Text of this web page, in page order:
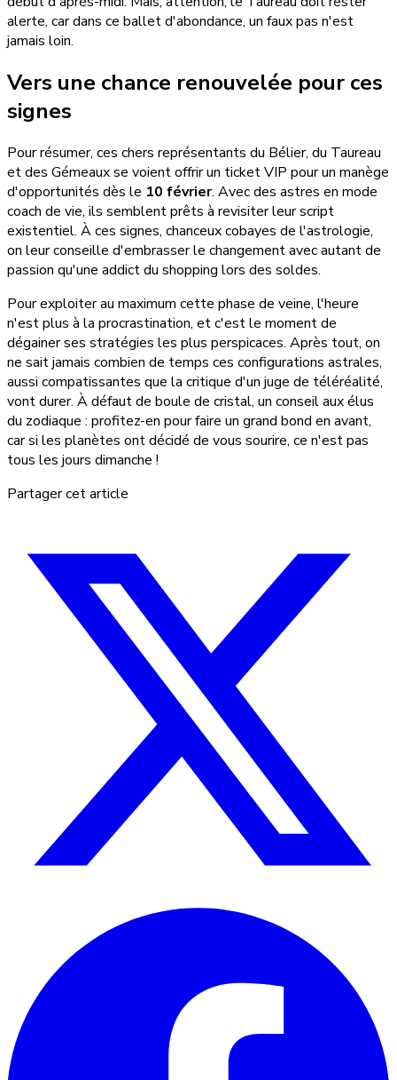
alerte, car dans ce ballet d'abondance, un faux pas n'est
jamais loin.
Vers une chance renouvelée pour ces
signes
Pour résumer, ces chers représentants du Bélier, du Taureau
et des Gémeaux se voient offrir un ticket VIP pour un manège
d'opportunités dès le 10 février. Avec des astres en mode
coach de vie, ils semblent prêts à revisiter leur script
existentiel. À ces signes, chanceux cobayes de l'astrologie,
on leur conseille d'embrasser le changement avec autant de
passion qu'une addict du shopping lors des soldes.
Pour exploiter au maximum cette phase de veine, l'heure
n'est plus à la procrastination, et c'est le moment de
dégainer ses stratégies les plus perspicaces. Après tout, on
ne sait jamais combien de temps ces configurations astrales,
aussi compatissantes que la critique d'un juge de téléréalité,
vont durer. À défaut de boule de cristal, un conseil aux élus
du zodiaque : profitez-en pour faire un grand bond en avant,
car si les planètes ont décidé de vous sourire, ce n'est pas
tous les jours dimanche !
Partager cet article